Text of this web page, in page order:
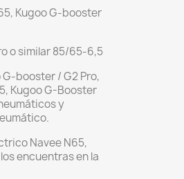
Kugoo G-booster
o similar 85/65-6,5
booster / G2 Pro,
Kugoo G-Booster
y
Navee N65,
encuentras en la